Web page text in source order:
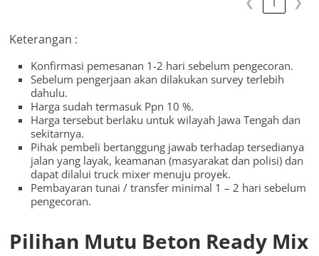
Keterangan :
Konfirmasi pemesanan 1-2 hari sebelum pengecoran.
Sebelum pengerjaan akan dilakukan survey terlebih
dahulu.
Harga sudah termasuk Ppn 10 %.
Harga tersebut berlaku untuk wilayah Jawa Tengah dan
sekitarnya.
Pihak pembeli bertanggung jawab terhadap tersedianya
jalan yang layak, keamanan (masyarakat dan polisi) dan
dapat dilalui truck mixer menuju proyek.
Pembayaran tunai / transfer minimal 1 – 2 hari sebelum
pengecoran.
Pilihan Mutu Beton Ready Mix